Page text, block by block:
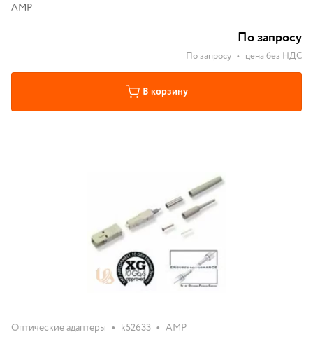
AMP
По запросу
По запросу • цена без НДС
В корзину
Оптические адаптеры • k52633 • AMP